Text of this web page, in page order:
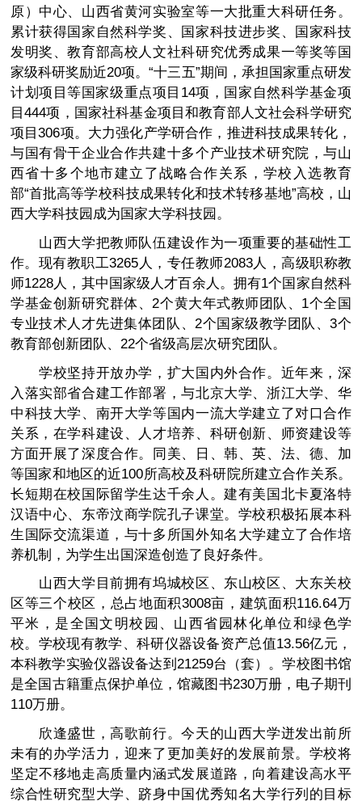
原）中心、山西省黄河实验室等一大批重大科研任务。
累计获得国家自然科学奖、国家科技进步奖、国家科技
发明奖、教育部高校人文社科研究优秀成果一等奖等国
家级科研奖励近20项。“十三五”期间，承担国家重点研发
计划项目等国家级重点项目14项，国家自然科学基金项
目444项，国家社科基金项目和教育部人文社会科学研究
项目306项。大力强化产学研合作，推进科技成果转化，
与国有骨干企业合作共建十多个产业技术研究院，与山
西省十多个地市建立了战略合作关系，学校入选教育
部“首批高等学校科技成果转化和技术转移基地”高校，山
西大学科技园成为国家大学科技园。
山西大学把教师队伍建设作为一项重要的基础性工
作。现有教职工3265人，专任教师2083人，高级职称教
师1228人，其中国家级人才百余人。拥有1个国家自然科
学基金创新研究群体、2个黄大年式教师团队、1个全国
专业技术人才先进集体团队、2个国家级教学团队、3个
教育部创新团队、22个省级高层次研究团队。
学校坚持开放办学，扩大国内外合作。近年来，深
入落实部省合建工作部署，与北京大学、浙江大学、华
中科技大学、南开大学等国内一流大学建立了对口合作
关系，在学科建设、人才培养、科研创新、师资建设等
方面开展了深度合作。同美、日、韩、英、法、德、加
等国家和地区的近100所高校及科研院所建立合作关系。
长短期在校国际留学生达千余人。建有美国北卡夏洛特
汉语中心、东帝汶商学院孔子课堂。学校积极拓展本科
生国际交流渠道，与十多所国外知名大学建立了合作培
养机制，为学生出国深造创造了良好条件。
山西大学目前拥有坞城校区、东山校区、大东关校
区等三个校区，总占地面积3008亩，建筑面积116.64万
平米，是全国文明校园、山西省园林化单位和绿色学
校。学校现有教学、科研仪器设备资产总值13.56亿元，
本科教学实验仪器设备达到21259台（套）。学校图书馆
是全国古籍重点保护单位，馆藏图书230万册，电子期刊
110万册。
欣逢盛世，高歌前行。今天的山西大学迸发出前所
未有的办学活力，迎来了更加美好的发展前景。学校将
坚定不移地走高质量内涵式发展道路，向着建设高水平
综合性研究型大学、跻身中国优秀知名大学行列的目标